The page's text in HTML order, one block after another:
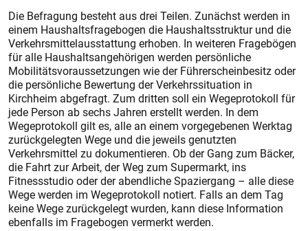
Die Befragung besteht aus drei Teilen. Zunächst werden in
einem Haushaltsfragebogen die Haushaltsstruktur und die
Verkehrsmittelausstattung erhoben. In weiteren Fragebögen
für alle Haushaltsangehörigen werden persönliche
Mobilitätsvoraussetzungen wie der Führerscheinbesitz oder
die persönliche Bewertung der Verkehrssituation in
Kirchheim abgefragt. Zum dritten soll ein Wegeprotokoll für
jede Person ab sechs Jahren erstellt werden. In dem
Wegeprotokoll gilt es, alle an einem vorgegebenen Werktag
zurückgelegten Wege und die jeweils genutzten
Verkehrsmittel zu dokumentieren. Ob der Gang zum Bäcker,
die Fahrt zur Arbeit, der Weg zum Supermarkt, ins
Fitnessstudio oder der abendliche Spaziergang – alle diese
Wege werden im Wegeprotokoll notiert. Falls an dem Tag
keine Wege zurückgelegt wurden, kann diese Information
ebenfalls im Fragebogen vermerkt werden.